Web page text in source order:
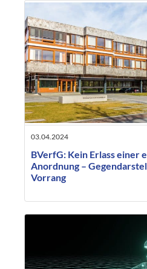
03.04.2024
BVerfG: Kein Erlass einer
Anordnung –
Vorrang